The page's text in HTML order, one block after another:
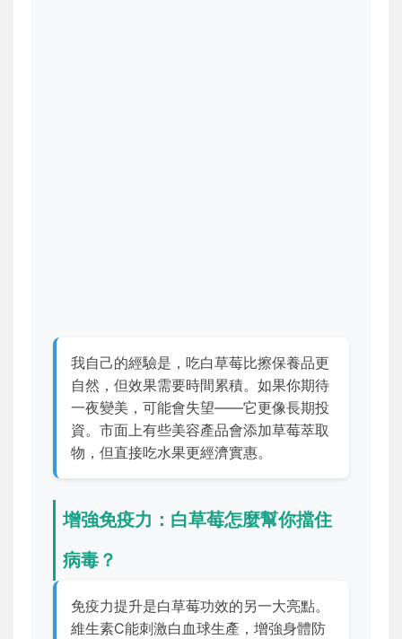
我自己的經驗是，吃白草莓比擦保養品更
自然，但效果需要時間累積。如果你期待
一夜變美，可能會失望——它更像長期投
資。市面上有些美容產品會添加草莓萃取
物，但直接吃水果更經濟實惠。
增強免疫力：白草莓怎麼幫你擋住
病毒？
免疫力提升是白草莓功效的另一大亮點。
維生素C能刺激白血球生產，增強身體防